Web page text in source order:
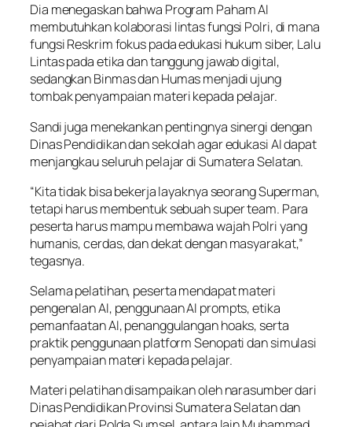
Dia menegaskan bahwa Program Paham AI
membutuhkan kolaborasi lintas fungsi Polri, di mana
fungsi Reskrim fokus pada edukasi hukum siber, Lalu
Lintas pada etika dan tanggung jawab digital,
sedangkan Binmas dan Humas menjadi ujung
tombak penyampaian materi kepada pelajar.
Sandi juga menekankan pentingnya sinergi dengan
Dinas Pendidikan dan sekolah agar edukasi AI dapat
menjangkau seluruh pelajar di Sumatera Selatan.
“Kita tidak bisa bekerja layaknya seorang Superman,
tetapi harus membentuk sebuah super team. Para
peserta harus mampu membawa wajah Polri yang
humanis, cerdas, dan dekat dengan masyarakat,”
tegasnya.
Selama pelatihan, peserta mendapat materi
pengenalan AI, penggunaan AI prompts, etika
pemanfaatan AI, penanggulangan hoaks, serta
praktik penggunaan platform Senopati dan simulasi
penyampaian materi kepada pelajar.
Materi pelatihan disampaikan oleh narasumber dari
Dinas Pendidikan Provinsi Sumatera Selatan dan